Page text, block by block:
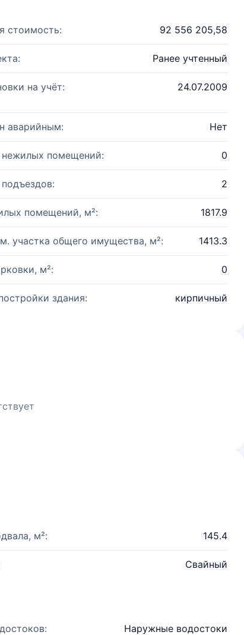
стоимость: 92 556 205,58
Ранее учтенный
на учёт: 24.07.2009
аварийным: Нет
нежилых помещений: 0
2
помещений, м²: 1817.9
участка общего имущества, м²: 1413.3
м²: 0
здания: кирпичный
м²: 145.4
Свайный
Наружные водостоки